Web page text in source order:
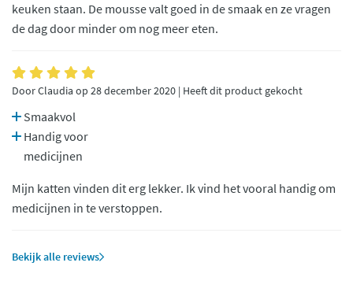
keuken staan. De mousse valt goed in de smaak en ze vragen
de dag door minder om nog meer eten.
Door Claudia op 28 december 2020 | Heeft dit product gekocht
Smaakvol
Handig voor
medicijnen
Mijn katten vinden dit erg lekker. Ik vind het vooral handig om
medicijnen in te verstoppen.
Bekijk alle reviews